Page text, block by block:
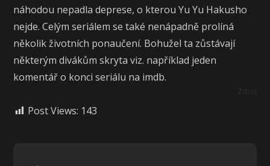
náhodou nepadla deprese, o kterou Yu Yu Hakusho
nejde. Celým seriálem se také nenápadně prolíná
několik životních ponaučení. Bohužel ta zůstávají
některým divákům skryta viz. například jeden
komentář o konci seriálu na imdb.
Zdroj
Post Views: 143